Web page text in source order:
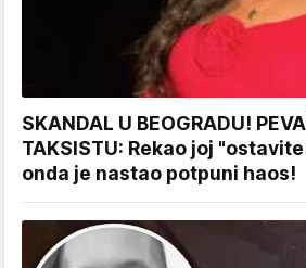
SKANDAL U BEOGRADU!
TAKSISTU: Rekao joj
onda je nastao potpuni haos!